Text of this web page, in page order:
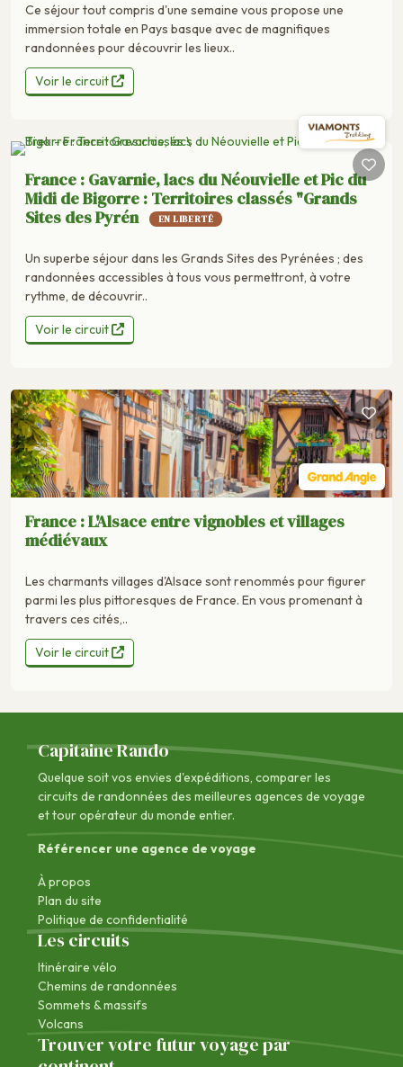
Ce séjour tout compris d'une semaine vous propose une
immersion totale en Pays basque avec de magnifiques
randonnées pour découvrir les lieux..
Voir le circuit
France : Gavarnie, lacs du Néouvielle et Pic du
Midi de Bigorre : Territoires classés "Grands
Sites des Pyrén
EN LIBERTÉ
Un superbe séjour dans les Grands Sites des Pyrénées ; des
randonnées accessibles à tous vous permettront, à votre
rythme, de découvrir..
Voir le circuit
France : L'Alsace entre vignobles et villages
médiévaux
Les charmants villages d'Alsace sont renommés pour figurer
parmi les plus pittoresques de France. En vous promenant à
travers ces cités,..
Voir le circuit
Capitaine Rando
Quelque soit vos envies d'expéditions, comparer les
circuits de randonnées des meilleures agences de voyage
et tour opérateur du monde entier.
Référencer une agence de voyage
À propos
Plan du site
Politique de confidentialité
Les circuits
Itinéraire vélo
Chemins de randonnées
Sommets & massifs
Volcans
Trouver votre futur voyage par